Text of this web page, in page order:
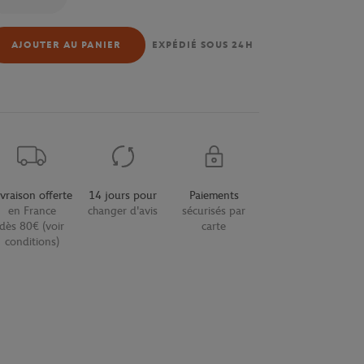
AJOUTER AU PANIER EXPÉDIÉ SOUS 24H
offerte
en France
dès 80€ (voir
conditions)
14 jours pour
changer d'avis
Paiements
sécurisés par
carte